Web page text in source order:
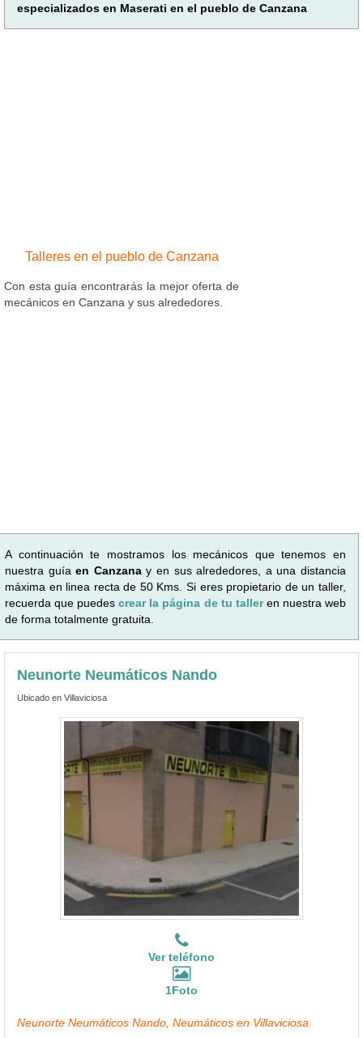
especializados en Maserati en el pueblo de Canzana
Talleres en el pueblo de Canzana
Con esta guía encontrarás la mejor oferta de
mecánicos en Canzana y sus alrededores.
A continuación te mostramos los mecánicos que tenemos en
nuestra guíaen Canzanay en sus alrededores, a una distancia
máxima en linea recta de 50 Kms. Si eres propietario de un taller,
recuerda que puedescrear la página de tu talleren nuestra web
de forma totalmente gratuita.
Neunorte Neumáticos Nando
Ubicado en Villaviciosa
Ver teléfono
1Foto
Neunorte Neumáticos Nando, Neumáticos en Villaviciosa